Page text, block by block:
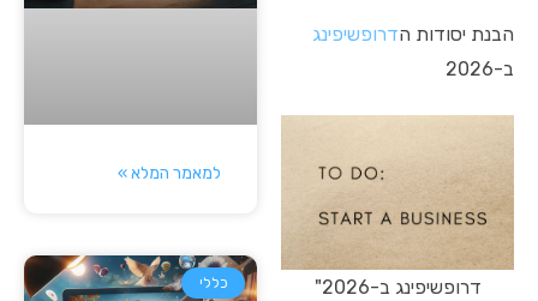
הבנת יסודות הדרופשיפינג
ב-2026
דרופשיפינג ב-2026"
למאמר המלא »
כללי